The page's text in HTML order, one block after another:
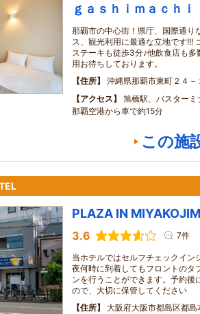
ｇａｓｈｉｍａｃｈｉ
那覇市の中心街！県庁、国際通り
ス、観光利用に最適な立地です!!!
ステーキも徒歩3分♪他飲食店も
用お待ちしております。
住所
沖縄県那覇市東町２４－
アクセス
旭橋駅、バスター
那覇空港から車で約15分
この施
PLAZA IN
3.6 7件
当ホテルではセルフチェックイン
夜何時に到着してもフロントのタ
ンを行うことができます。予約後
ので、大切に保管してください
住所
大阪府大阪市都島区都島